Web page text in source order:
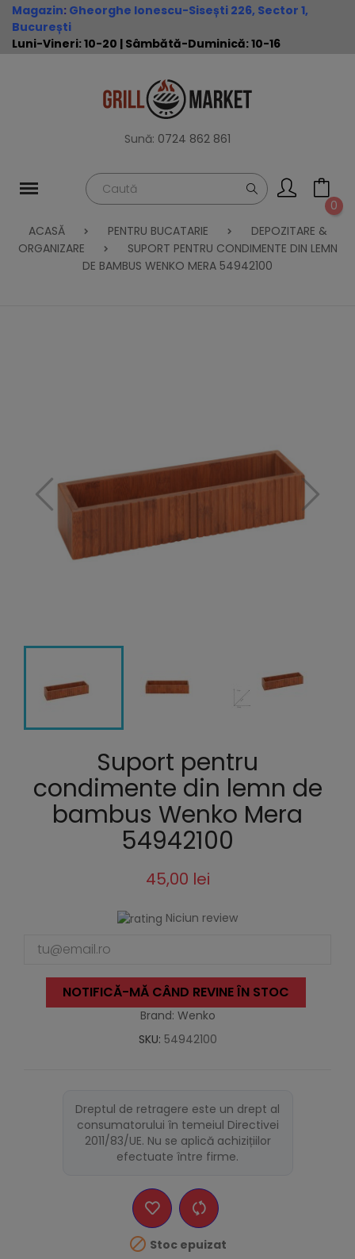
Magazin: Gheorghe Ionescu-Sisești 226, Sector 1,
București
Luni-Vineri: 10-20 | Sâmbătă-Duminică: 10-16
Sună: 0724 862 861
0
ACASĂ
PENTRU BUCATARIE
DEPOZITARE &
ORGANIZARE
SUPORT PENTRU CONDIMENTE DIN LEMN
DE BAMBUS WENKO MERA 54942100
Suport pentru
condimente din lemn de
bambus Wenko Mera
54942100
45,00 lei
Niciun review
NOTIFICĂ-MĂ CÂND REVINE ÎN STOC
Brand: Wenko
SKU: 54942100
Dreptul de retragere este un drept al
consumatorului în temeiul Directivei
2011/83/UE. Nu se aplică achizițiilor
efectuate între firme.
 Stoc epuizat